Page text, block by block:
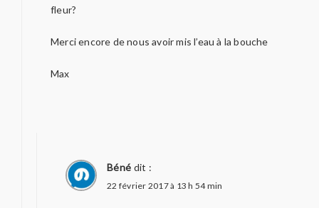
fleur?
Merci encore de nous avoir mis l’eau à la bouche
Max
Béné dit :
22 février 2017 à 13 h 54 min